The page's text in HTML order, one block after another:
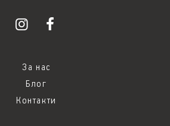
За нас
Блог
Контакти